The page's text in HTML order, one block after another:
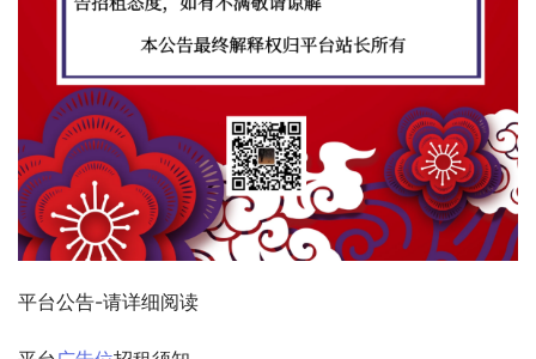
平台公告-请详细阅读